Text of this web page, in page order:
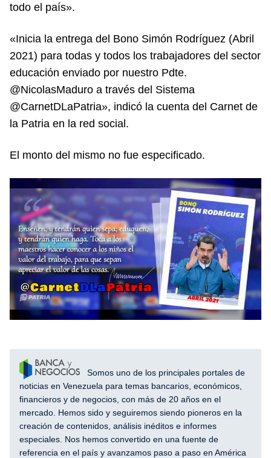
todo el país».
«Inicia la entrega del Bono Simón Rodríguez (Abril
2021) para todas y todos los trabajadores del sector
educación enviado por nuestro Pdte.
@NicolasMaduro a través del Sistema
@CarnetDLaPatria», indicó la cuenta del Carnet de
la Patria en la red social.
El monto del mismo no fue especificado.
Somos uno de los principales portales de
noticias en Venezuela para temas bancarios, económicos,
financieros y de negocios, con más de 20 años en el
mercado. Hemos sido y seguiremos siendo pioneros en la
creación de contenidos, análisis inéditos e informes
especiales. Nos hemos convertido en una fuente de
referencia en el país y avanzamos paso a paso en América